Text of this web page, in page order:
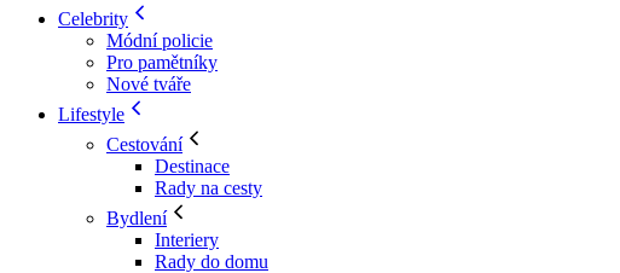
Celebrity
Módní policie
Pro pamětníky
Nové tváře
Lifestyle
Cestování
Destinace
Rady na cesty
Bydlení
Interiery
Rady do domu